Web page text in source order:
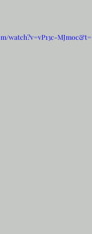
watch?v=vP13c-